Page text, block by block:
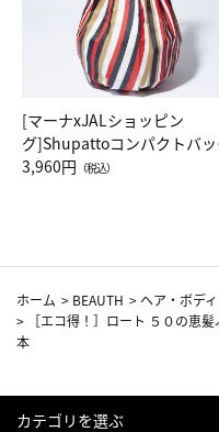
[マーナxJALショッピン
グ]Shupattoコンパクトバ
Drop JAL客室乗務員（LC）ス
3,960円 （税込）
ホーム > BEAUTH > ヘア・ボデ
>
［エコ得！］ロート ５０の恵
本
カテゴリを選ぶ